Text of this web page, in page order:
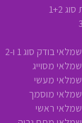
1+2
בודק סוג 1 ו-2
מסוייג
מעשי
מוסמך
ראשי